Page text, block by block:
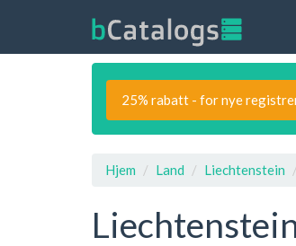
25% rabatt - for nye
Hjem Land Liechtenstein